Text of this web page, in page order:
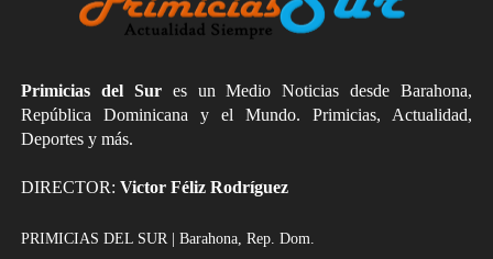
Primicias del Sures un Medio Noticias desde Barahona,
República Dominicana y el Mundo. Primicias, Actualidad,
Deportes y más.
DIRECTOR: Victor Féliz Rodríguez
PRIMICIAS DEL SUR | Barahona, Rep. Dom.